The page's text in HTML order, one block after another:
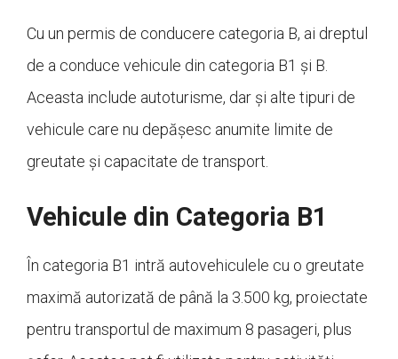
Cu un permis de conducere categoria B, ai dreptul
de a conduce vehicule din categoria B1 și B.
Aceasta include autoturisme, dar și alte tipuri de
vehicule care nu depășesc anumite limite de
greutate și capacitate de transport.
Vehicule din Categoria B1
În categoria B1 intră autovehiculele cu o greutate
maximă autorizată de până la 3.500 kg, proiectate
pentru transportul de maximum 8 pasageri, plus